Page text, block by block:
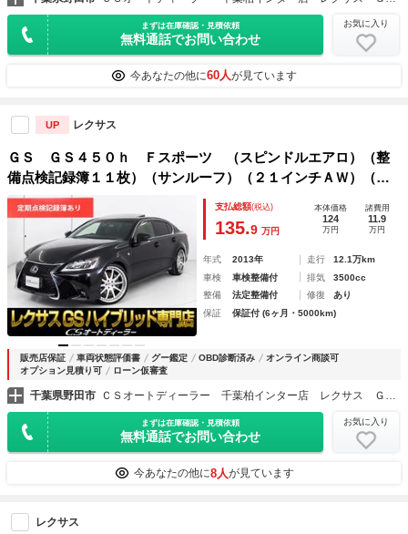
まずは在庫確認・見積依頼
無料通話でお問い合わせ
お気に入り
今あなたの他に60人が見ています
UP レクサス
ＧＳ ＧＳ４５０ｈ Ｆスポーツ （スピンドルエアロ）（整
備点検記録簿１１枚）（サンルーフ）（２１インチＡＷ）（車
高調）（レーダークルーズ）（プリクラッシュ）（クリアラン
スソナー）（パワートランク）（オートマチックハイビーム）
支払総額(税込)
135.9 万円
本体価格
124
万円
諸費用
11.9
万円
年式 2013年 走行
12.1万km
車検
車検整備付 排気
3500cc
整備
法定整備付 修復
あり
保証
保証付 (6ヶ月・5000km)
販売店保証 車両状態評価書 グー鑑定 OBD診断済み
オンライン商談可
オプション見積り可
ローン仮審査
千葉県野田市 ＣＳオートディーラー 千葉柏インター店 レクサス ＧＳ・ＧＳ－ＨＶ・ＩＳ・ＩＳ－ＨＶ 中古車専門店
まずは在庫確認・見積依頼
無料通話でお問い合わせ
お気に入り
今あなたの他に8人が見ています
レクサス